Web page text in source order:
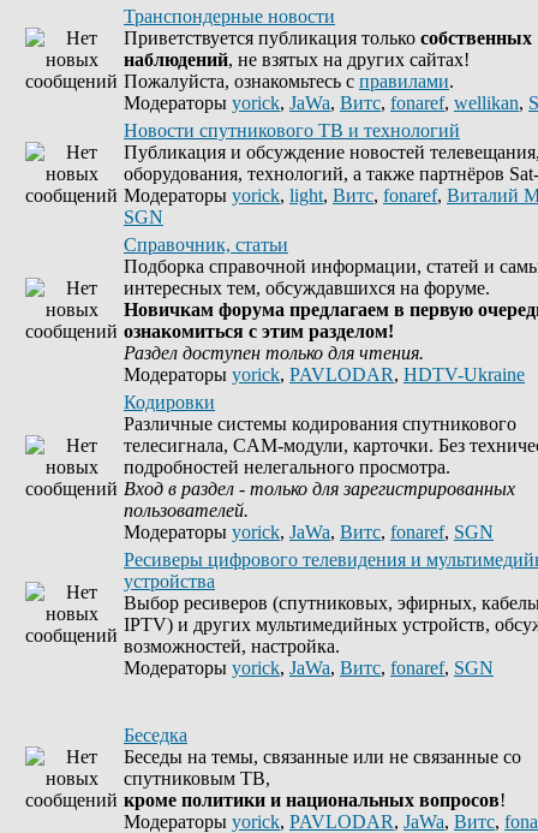
Транспондерные новости
Приветствуется публикация только собственных
наблюдений, не взятых на других сайтах!
Пожалуйста, ознакомьтесь с правилами.
Модераторы yorick, JaWa, Витс, fonaref, wellikan,
Новости спутникового ТВ и технологий
Публикация и обсуждение новостей
оборудования, технологий, а также партнёров
Модераторы yorick, light, Витс, fonaref, Виталий
SGN
Справочник, статьи
Подборка справочной информации, статей и
интересных тем, обсуждавшихся на форуме.
Новичкам форума предлагаем в первую
ознакомиться с этим разделом!
Раздел доступен только для чтения.
Модераторы yorick, PAVLODAR, HDTV-Ukraine
Кодировки
Различные системы кодирования спутникового
телесигнала, CAM-модули, карточки. Без
подробностей нелегального просмотра.
Вход в раздел - только для зарегистрированных
пользователей.
Модераторы yorick, JaWa, Витс, fonaref, SGN
Ресиверы цифрового телевидения и
устройства
Выбор ресиверов (спутниковых, эфирных,
IPTV) и других мультимедийных устройств,
возможностей, настройка.
Модераторы yorick, JaWa, Витс, fonaref, SGN
Беседка
Беседы на темы, связанные или не связанные со
спутниковым ТВ,
кроме политики и национальных вопросов!
Модераторы yorick, PAVLODAR, JaWa, Витс,